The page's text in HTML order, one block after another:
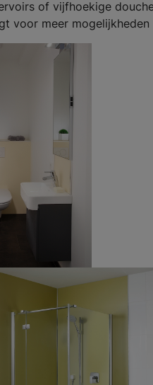
of vijfhoekige
voor meer mogelijkheden